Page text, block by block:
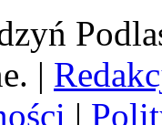
|
|